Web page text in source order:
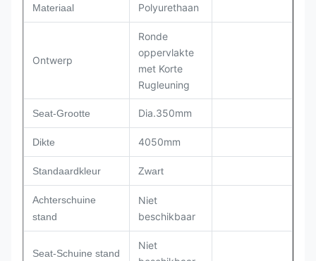
Materiaal Polyurethaan
Ontwerp
Ronde
oppervlakte
met Korte
Rugleuning
Seat-Grootte Dia.350mm
Dikte 4050mm
Standaardkleur Zwart
Achterschuine
stand
Niet
beschikbaar
Seat-Schuine stand
Niet